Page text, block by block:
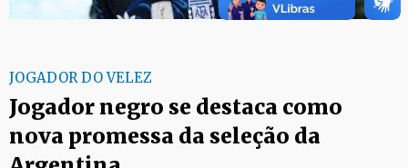
JOGADOR DO VELEZ
Jogador negro se destaca como
nova promessa da seleção da